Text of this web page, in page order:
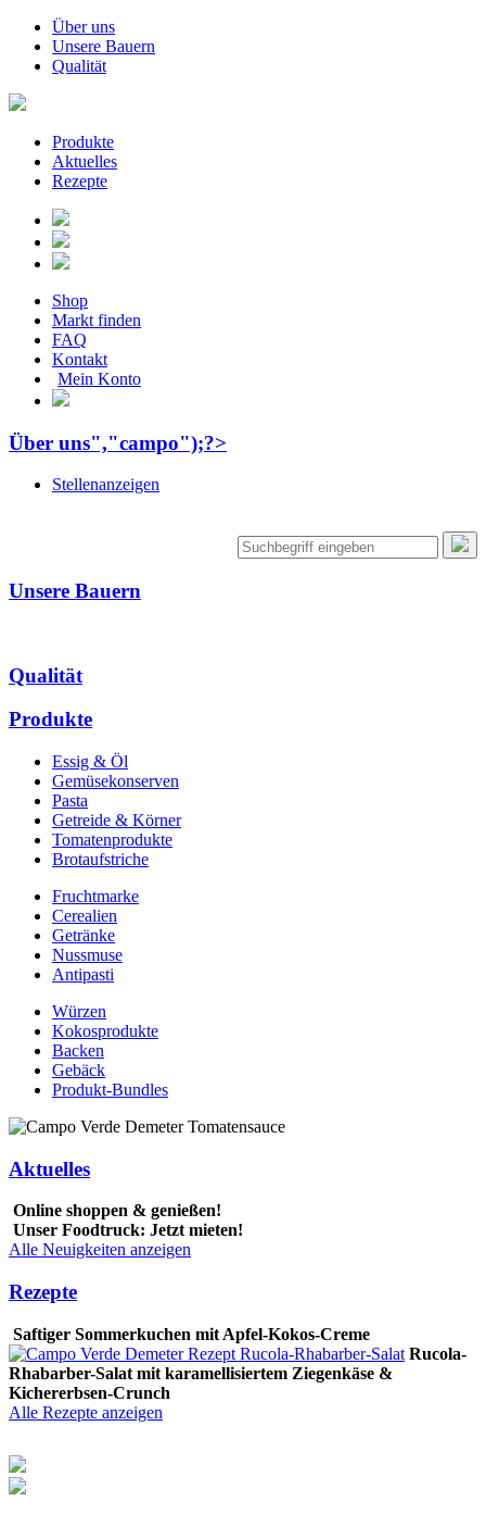
Über uns
Unsere Bauern
Qualität
Produkte
Aktuelles
Rezepte
Shop
Markt finden
FAQ
Kontakt
Mein Konto
Über uns","campo");?>
Stellenanzeigen
Unsere Bauern
Qualität
Produkte
Essig & Öl
Gemüsekonserven
Pasta
Getreide & Körner
Tomatenprodukte
Brotaufstriche
Fruchtmarke
Cerealien
Getränke
Nussmuse
Antipasti
Würzen
Kokosprodukte
Backen
Gebäck
Produkt-Bundles
Aktuelles
Online shoppen & genießen!
Unser Foodtruck: Jetzt mieten!
Alle Neuigkeiten anzeigen
Rezepte
Saftiger Sommerkuchen mit Apfel-Kokos-Creme
Rucola-
Rhabarber-Salat mit karamellisiertem Ziegenkäse &
Kichererbsen-Crunch
Alle Rezepte anzeigen